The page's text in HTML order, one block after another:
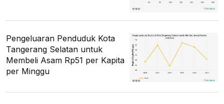
Pengeluaran Penduduk Kota
Tangerang Selatan untuk
Membeli Asam Rp51 per Kapita
per Minggu